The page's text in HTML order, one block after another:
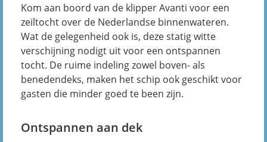
Kom aan boord van de klipper Avanti voor een
zeiltocht over de Nederlandse binnenwateren.
Wat de gelegenheid ook is, deze statig witte
verschijning nodigt uit voor een ontspannen
tocht. De ruime indeling zowel boven- als
benedendeks, maken het schip ook geschikt voor
gasten die minder goed te been zijn.
Ontspannen aan dek